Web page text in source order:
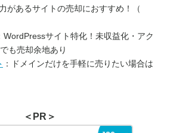
があるサイトの売却におすすめ！（
WordPressサイト特化！未収益化・アク
も売却余地あり
：ドメインだけを手軽に売りたい場合は
＜PR＞